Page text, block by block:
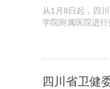
从1月8日起，四
学院附属医院进
四川省卫健